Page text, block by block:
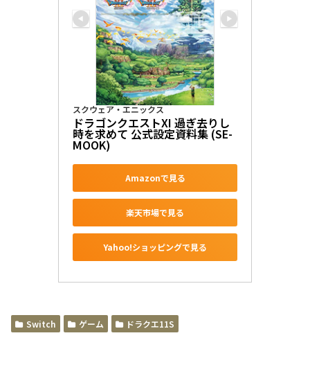
スクウェア・エニックス
ドラゴンクエストXI 過ぎ去りし
時を求めて 公式設定資料集 (SE-
MOOK)
Amazonで見る
楽天市場で見る
Yahoo!ショッピングで見る
Switch ゲーム ドラクエ11S